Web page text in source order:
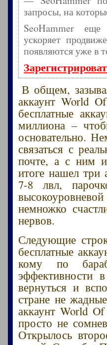
запросы, на
SeoHammer
ускоряет
появляются уже в
В общем,
аккаунт World
бесплатные
миллиона –
основательно.
связаться с
почте, а с ним
итоге нашел три
7-8 лвл,
немножко
нервов.
Следующие
бесплатные
кому по
эффективности
вернуться и
стране не
аккаунт World
просто не
Открылось